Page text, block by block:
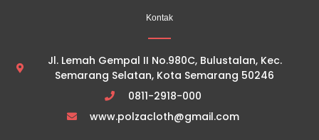
Kontak
Jl. Lemah Gempal II No.980C, Bulustalan, Kec.
Semarang Selatan, Kota Semarang 50246
0811-2918-000
www.polzacloth@gmail.com